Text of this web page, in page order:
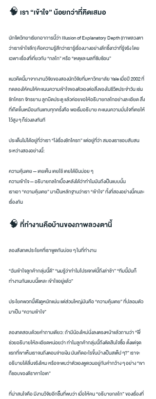
🧠 เรา “เข้าใจ” น้อยกว่าที่คิดเสมอ
นักจิตวิทยาเรียกอาการนี้ว่า Illusion of Explanatory Depth (ภาพลวงตา
ว่าเราเข้าใจลึก) คือความรู้สึกว่าเรารู้เรื่องบางอย่างลึกซึ้งกว่าที่รู้จริง โดย
เฉพาะเรื่องที่เกี่ยวกับ “กลไก” หรือ “เหตุและผลที่ซับซ้อน”
แนวคิดนี้มาจากงานวิจัยของสองนักวิจัยที่มหาวิทยาลัย Yale เมื่อปี 2002 ที่
ทดลองให้คนให้คะแนนความเข้าใจของตัวเองต่อสิ่งของในชีวิตประจำวัน เช่น
ชักโครก จักรยาน ลูกบิดประตู แล้วค่อยขอให้อธิบายกลไกอย่างละเอียด สิ่ง
ที่เกิดขึ้นเหมือนกันแทบทุกครั้งคือ พอเริ่มอธิบาย คะแนนความมั่นใจที่เคยให้
ไว้สูง ๆ ก็ร่วงลงทันที
ประเด็นไม่ได้อยู่ที่ว่าเรา “โง่เรื่องชักโครก” แต่อยู่ที่ว่า สมองเราชอบสับสน
ระหว่างสองอย่างนี้:
ความคุ้นเคย — เคยเห็น เคยใช้ เคยได้ยินบ่อย ๆ
ความเข้าใจ — อธิบายกลไกเบื้องหลังได้ว่าทำไมมันถึงเป็นแบบนั้น
เราเอา “ความคุ้นเคย” มาเป็นหลักฐานว่าเรา “เข้าใจ” ทั้งที่สองอย่างนี้คนละ
เรื่องกัน
🧠 ที่ทำงานคือบ้านของภาพลวงตานี้
ลองสังเกตประโยคที่เราพูดกันบ่อย ๆ ในที่ทำงาน
“ฉันเข้าใจลูกค้ากลุ่มนี้ดี” “ผมรู้ว่าทำไมโปรเจกต์นี้ถึงล่าช้า” “ทีมนี้มันก็
ทำงานกันแบบนี้แหละ เข้าใจอยู่แล้ว”
ประโยคพวกนี้ฟังดูหนักแน่น แต่ส่วนใหญ่มันคือ “ความคุ้นเคย” ที่ปลอมตัว
มาเป็น “ความเข้าใจ”
ลองทดสอบด้วยคำถามเดียว: ถ้ามีน้องใหม่นั่งลงตรงหน้าแล้วถามว่า “พี่
ช่วยอธิบายให้ละเอียดหน่อยว่า ทำไมลูกค้ากลุ่มนี้ถึงตัดสินใจซื้อ ตั้งแต่จุด
แรกที่เขาเห็นเราจนถึงตอนจ่ายเงิน มันเกิดอะไรขึ้นบ้างเป็นสเต็ป ๆ?” เราจะ
อธิบายได้ลื่นจริงไหม หรือจะพบว่าตัวเองพูดวนอยู่กับคำกว้าง ๆ อย่าง “เขา
ก็ชอบของดีราคาโอเค”
ที่น่าสนใจคือ มีงานวิจัยอีกชิ้นที่พบว่า เมื่อให้คน “อธิบายกลไก” ของเรื่องที่